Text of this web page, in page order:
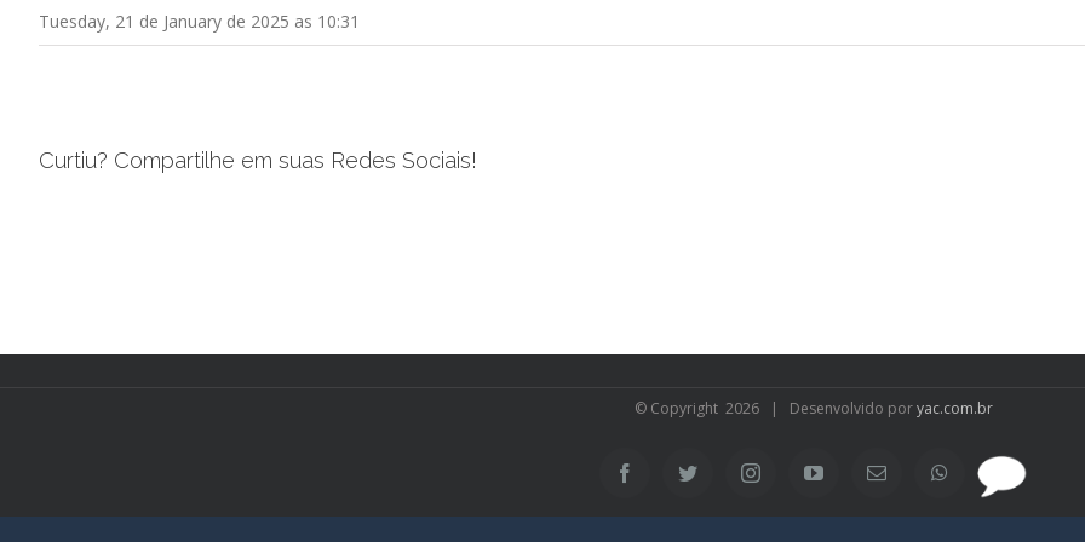
Tuesday, 21 de January de 2025 as 10:31
Curtiu? Compartilhe em suas Redes Sociais!
© Copyright 2026 | Desenvolvido poryac.com.br
FacebookTwitter InstagramYouTubeEmail WhatsApp
SAC